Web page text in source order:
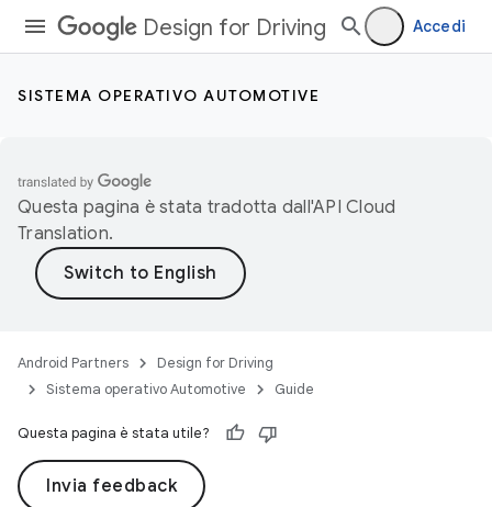
Design for Driving Accedi
SISTEMA OPERATIVO AUTOMOTIVE
Questa pagina è stata tradotta dall'API Cloud
Translation.
Android Partners
Design for Driving
Sistema operativo Automotive
Guide
Questa pagina è stata utile?
Invia feedback